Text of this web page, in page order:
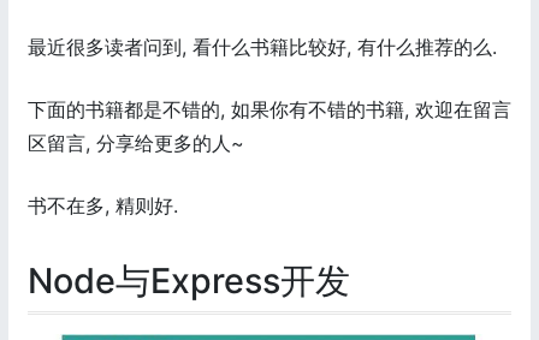
最近很多读者问到, 看什么书籍比较好, 有什么推荐的么.
下面的书籍都是不错的, 如果你有不错的书籍, 欢迎在留言
区留言, 分享给更多的人~
书不在多, 精则好.
Node与Express开发